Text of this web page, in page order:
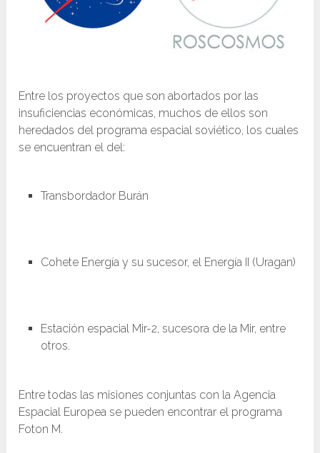
Entre los proyectos que son abortados por las
insuficiencias económicas, muchos de ellos son
heredados del programa espacial soviético, los cuales
se encuentran el del:
Transbordador Burán
Cohete Energía y su sucesor, el Energía II (Uragan)
Estación espacial Mir-2, sucesora de la Mir, entre
otros.
Entre todas las misiones conjuntas con la Agencia
Espacial Europea se pueden encontrar el programa
Foton M.